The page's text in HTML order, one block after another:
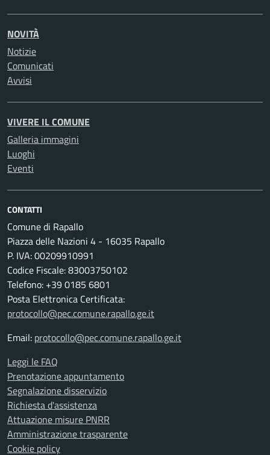
NOVITÀ
Notizie
Comunicati
Avvisi
VIVERE IL COMUNE
Galleria immagini
Luoghi
Eventi
CONTATTI
Comune di Rapallo
Piazza delle Nazioni 4 - 16035 Rapallo
P. IVA: 00209910991
Codice Fiscale: 83003750102
Telefono: +39 0185 6801
Posta Elettronica Certificata:
protocollo@pec.comune.rapallo.ge.it
Email: protocollo@pec.comune.rapallo.ge.it
Leggi le FAQ
Prenotazione appuntamento
Segnalazione disservizio
Richiesta d'assistenza
Attuazione misure PNRR
Amministrazione trasparente
Cookie policy